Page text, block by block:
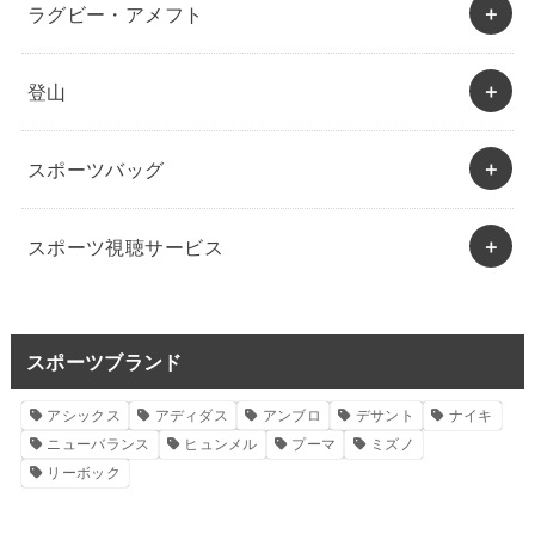
ラグビー・アメフト
登山
スポーツバッグ
スポーツ視聴サービス
スポーツブランド
アシックス アディダス アンブロ デサント
ナイキ
ニューバランス
ヒュンメル プーマ
ミズノ
リーボック